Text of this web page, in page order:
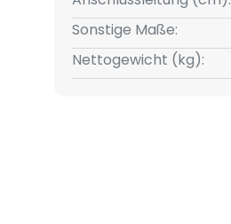
Sonstige Maße:
Nettogewicht (kg):